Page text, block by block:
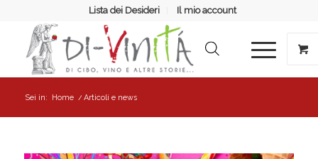
Lista dei Desideri Il mio account
Sei in: Home / Articoli e news